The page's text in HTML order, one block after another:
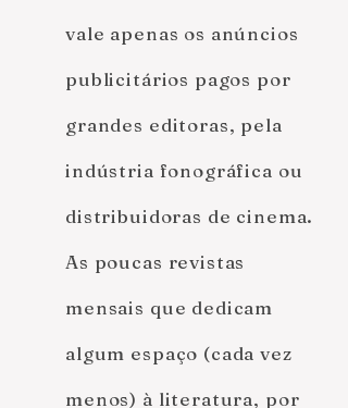
vale apenas os anúncios
publicitários pagos por
grandes editoras, pela
indústria fonográfica ou
distribuidoras de cinema.
As poucas revistas
mensais que dedicam
algum espaço (cada vez
menos) à literatura, por